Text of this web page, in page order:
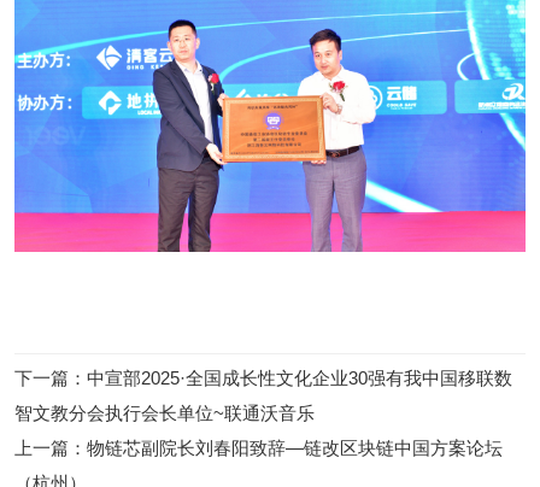
下一篇 ： 中宣部2025·全国成长性文化企业30强有我中国移联数
智文教分会执行会长单位~联通沃音乐
上一篇 ： 物链芯副院长刘春阳致辞—链改区块链中国方案论坛